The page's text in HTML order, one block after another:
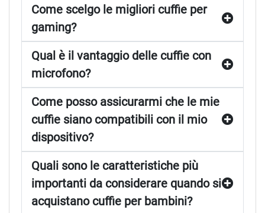
Come scelgo le migliori cuffie per
gaming?
Qual è il vantaggio delle cuffie con
microfono?
Come posso assicurarmi che le mie
cuffie siano compatibili con il mio
dispositivo?
Quali sono le caratteristiche più
importanti da considerare quando si
acquistano cuffie per bambini?